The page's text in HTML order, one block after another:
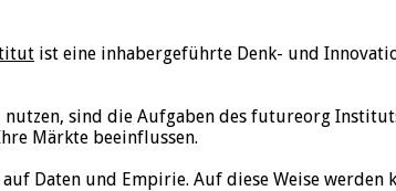
ist eine inhabergeführte Denk- und
nutzen, sind die Aufgaben des futureorg
Märkte beeinflussen.
Daten und Empirie. Auf diese Weise